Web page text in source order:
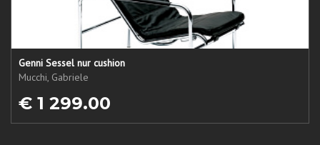
Genni Sessel nur cushion
Mucchi, Gabriele
€ 1 299.00